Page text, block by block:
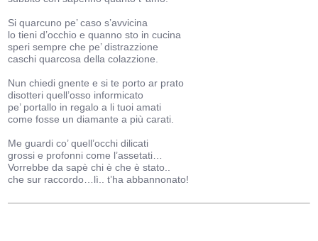
Si quarcuno pe’ caso s’avvicina
lo tieni d’occhio e quanno sto in cucina
speri sempre che pe’ distrazzione
caschi quarcosa della colazzione.
Nun chiedi gnente e si te porto ar prato
disotteri quell’osso informicato
pe’ portallo in regalo a li tuoi amati
come fosse un diamante a più carati.
Me guardi co’ quell’occhi dilicati
grossi e profonni come l’assetati…
Vorrebbe da sapè chi è che è stato..
che sur raccordo…lì.. t’ha abbannonato!